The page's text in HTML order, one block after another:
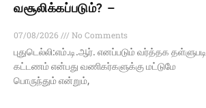
வசூலிக்கப்படும்? –
07/08/2026
No Comments
புதுடெல்லி:எம்.டி.ஆர். எனப்படும் வர்த்தக தள்ளுபடி
கட்டணம் என்பது வணிகர்களுக்கு மட்டுமே
பொருந்தும் என்றும்,